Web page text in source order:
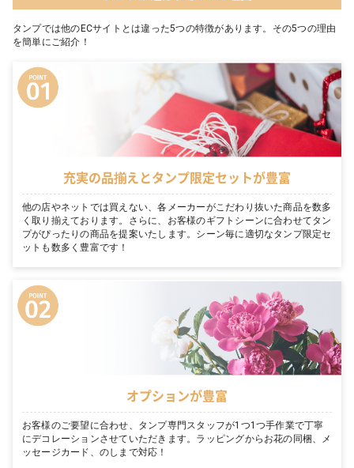
タンプでは他のECサイトとは違った5つの特徴があります。その5つの理由
を簡単にご紹介！
充実の品揃えとタンプ限定セットが豊富
他の店やネットでは買えない、各メーカーがこだわり抜いた商品を数多
く取り揃えております。さらに、お客様のギフトシーンに合わせてタン
プがぴったりの商品を提案いたします。シーン毎に適切なタンプ限定セ
ットも数多く豊富です！
オプションが豊富
お客様のご要望に合わせ、タンプ専門スタッフが1つ1つ手作業で丁寧
にデコレーションさせていただきます。ラッピングからお花の同梱、メ
ッセージカード、のしまで対応！